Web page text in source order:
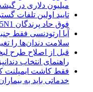
میلیون دلاری در
تایید اولین تلفات
فوق حاد پرندگان H5N1 در استرالیا
آیا ارتودنسی فقط
سلامت دندان‌ها را
راهنمای انتخاب
فقط کاشت ایمپلنت
خدماتی باید به